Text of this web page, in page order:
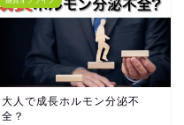
大人で成長ホルモン分泌不
全？